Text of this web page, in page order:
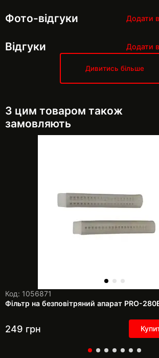
Фото-відгуки Додати
Відгуки Додати
Дивитись більше
З цим товаром також
замовляють
Код: 1056871
Фільтр на безповітряний апарат PRO-
249 грн